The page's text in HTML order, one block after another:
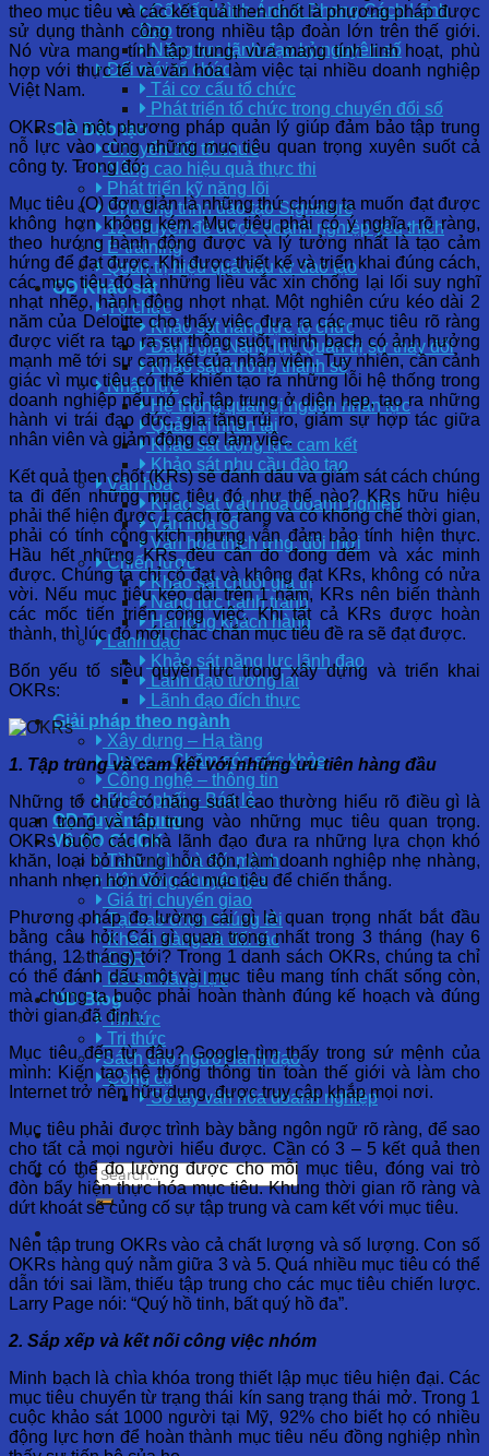
Cố Vấn Hình Ảnh & Phong Cách Lãnh
Đạo
Năng lực lãnh đạo kỷ nguyên số
Đổi mới tổ chức
Tái cơ cấu tổ chức
Phát triển tổ chức trong chuyển đổi số
OD Đào tạo
Chuyển đổi tổ chức
Nâng cao hiệu quả thực thi
Phát triển kỹ năng lõi
Chương trình đào tạo Signature
12 chuyên đề được doanh nghiệp yêu thích
E-training
Quản trị hiệu quả đầu tư đào tạo
OD Khảo sát
Tổ chức
Khảo sát năng lực tổ chức
Đánh giá Năng lực Quản trị sự thay đổi
Khảo sát trưởng thành số
Nhân lực
Hệ thống quản trị nguồn nhân lực
Quản trị nhân tài
Khảo sát động lực cam kết
Khảo sát nhu cầu đào tạo
Văn hóa
Khảo sát Văn hóa doanh nghiệp
Văn hóa số
Văn hóa thích ứng, đổi mới
Chiến lược
Khảo sát chuỗi giá trị
Năng lực cạnh tranh
Hài lòng khách hàng
Lãnh đạo
Khảo sát năng lực lãnh đạo
Lãnh đạo tương lai
Lãnh đạo đích thực
Giải pháp theo ngành
Xây dựng – Hạ tầng
Dược – Chăm sóc sức khỏe
Công nghệ – thông tin
Phân phối – Bán lẻ
OD Tuyển dụng
Về OD CLICK
Tầm nhìn và Sứ mệnh
Hội đồng chuyên gia
Giá trị chuyển giao
Tại sao chọn chúng tôi
Khách hàng và đối tác
CSR
Hồ sơ năng lực
OD Blog
Tin tức
Tri thức
Sách cho người lãnh đạo
Công cụ
Sổ tay văn hóa doanh nghiệp
theo mục tiêu và các kết quả then chốt là phương pháp được
sử dụng thành công trong nhiều tập đoàn lớn trên thế giới.
Nó vừa mang tính tập trung, vừa mang tính linh hoạt, phù
hợp với thực tế và văn hóa làm việc tại nhiều doanh nghiệp
Việt Nam.
OKRs là một phương pháp quản lý giúp đảm bảo tập trung
nỗ lực vào cùng những mục tiêu quan trọng xuyên suốt cả
công ty. Trong đó:
Mục tiêu (O) đơn giản là những thứ chúng ta muốn đạt được
không hơn không kém. Mục tiêu phải có ý nghĩa, rõ ràng,
theo hướng hành động được và lý tưởng nhất là tạo cảm
hứng để đạt được. Khi được thiết kế và triển khai đúng cách,
các mục tiêu đó là những liều vắc xin chống lại lối suy nghĩ
nhạt nhẽo, hành động nhợt nhạt. Một nghiên cứu kéo dài 2
năm của Deloitte cho thấy việc đưa ra các mục tiêu rõ ràng
được viết ra tạo ra sự thông suốt, minh bạch có ảnh hưởng
mạnh mẽ tới sự cam kết của nhân viên. Tuy nhiên, cần cảnh
giác vì mục tiêu có thể khiến tạo ra những lỗi hệ thống trong
doanh nghiệp nếu nó chỉ tập trung ở diện hẹp, tạo ra những
hành vi trái đạo đức, gia tăng rủi ro, giảm sự hợp tác giữa
nhân viên và giảm động cơ làm việc.
Kết quả then chốt (KRs) sẽ đánh dấu và giám sát cách chúng
ta đi đến những mục tiêu đó như thế nào? KRs hữu hiệu
phải thể hiện được 1 cách rõ ràng và có khống chế thời gian,
phải có tính công kích nhưng vẫn đảm bảo tính hiện thực.
Hầu hết những KRs đều cân đo đong đếm và xác minh
được. Chúng ta chỉ có đạt và không đạt KRs, không có nửa
vời. Nếu mục tiêu kéo dài trên 1 năm, KRs nên biến thành
các mốc tiến triển công việc. Khi tất cả KRs được hoàn
thành, thì lúc đó mới chắc chắn mục tiêu đề ra sẽ đạt được.
Bốn yếu tố siêu quyền lực trong xây dựng và triển khai
OKRs:
1. Tập trung và cam kết với những ưu tiên hàng đầu
Những tổ chức có năng suất cao thường hiểu rõ điều gì là
quan trọng và tập trung vào những mục tiêu quan trọng.
OKRs buộc các nhà lãnh đạo đưa ra những lựa chọn khó
khăn, loại bỏ những hỗn độn, làm doanh nghiệp nhẹ nhàng,
nhanh nhẹn hơn với các mục tiêu để chiến thắng.
Phương pháp đo lường cái gì là quan trọng nhất bắt đầu
bằng câu hỏi: Cái gì quan trọng nhất trong 3 tháng (hay 6
tháng, 12 tháng) tới? Trong 1 danh sách OKRs, chúng ta chỉ
có thể đánh dấu một vài mục tiêu mang tính chất sống còn,
mà chúng ta buộc phải hoàn thành đúng kế hoạch và đúng
thời gian đã định.
Mục tiêu đến từ đâu? Google tìm thấy trong sứ mệnh của
mình: Kiến tạo hệ thống thông tin toàn thế giới và làm cho
Internet trở nên hữu dụng, được truy cập khắp mọi nơi.
Mục tiêu phải được trình bày bằng ngôn ngữ rõ ràng, để sao
cho tất cả mọi người hiểu được. Cần có 3 – 5 kết quả then
chốt có thể đo lường được cho mỗi mục tiêu, đóng vai trò
đòn bẩy hiện thực hóa mục tiêu. Khung thời gian rõ ràng và
dứt khoát sẽ củng cố sự tập trung và cam kết với mục tiêu.
Nên tập trung OKRs vào cả chất lượng và số lượng. Con số
OKRs hàng quý nằm giữa 3 và 5. Quá nhiều mục tiêu có thể
dẫn tới sai lầm, thiếu tập trung cho các mục tiêu chiến lược.
Larry Page nói: “Quý hồ tinh, bất quý hồ đa”.
2. Sắp xếp và kết nối công việc nhóm
Minh bạch là chìa khóa trong thiết lập mục tiêu hiện đại. Các
mục tiêu chuyển từ trạng thái kín sang trạng thái mở. Trong 1
cuộc khảo sát 1000 người tại Mỹ, 92% cho biết họ có nhiều
động lực hơn để hoàn thành mục tiêu nếu đồng nghiệp nhìn